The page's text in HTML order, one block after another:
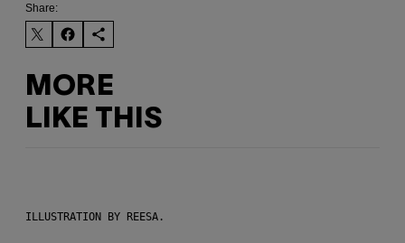
Share:
MORE
LIKE THIS
ILLUSTRATION BY REESA.